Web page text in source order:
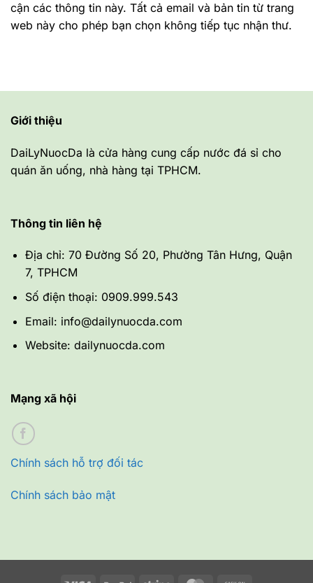
cận các thông tin này. Tất cả email và bản tin từ trang
web này cho phép bạn chọn không tiếp tục nhận thư.
Giới thiệu
DaiLyNuocDa là cửa hàng cung cấp nước đá sỉ cho
quán ăn uống, nhà hàng tại TPHCM.
Thông tin liên hệ
Địa chỉ: 70 Đường Số 20, Phường Tân Hưng, Quận
7, TPHCM
Số điện thoại: 0909.999.543
Email: info@dailynuocda.com
Website: dailynuocda.com
Mạng xã hội
Chính sách hỗ trợ đối tác
Chính sách bảo mật